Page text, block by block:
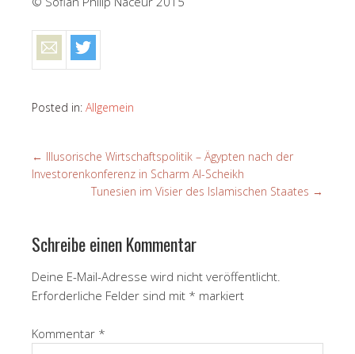
Posted in: Allgemein
← Illusorische Wirtschaftspolitik – Ägypten nach der
Investorenkonferenz in Scharm Al-Scheikh
Tunesien im Visier des Islamischen Staates →
Schreibe einen Kommentar
Deine E-Mail-Adresse wird nicht veröffentlicht.
Erforderliche Felder sind mit * markiert
Kommentar *